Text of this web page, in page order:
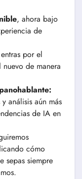
, ahora bajo
de
por el
de manera
análisis aún más
de IA en
cómo
sepas siempre